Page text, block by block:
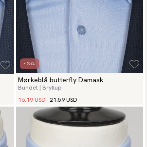
- 25%
Mørkeblå butterfly Damask
Bundet | Bryllup
16.19 USD 21.59 USD